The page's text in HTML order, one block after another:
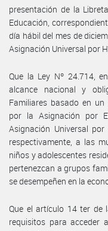
presentación de la
Educación,
día hábil del mes de
Asignación Universal por
Que la Ley Nº 24.714,
alcance nacional y
Familiares basado en
por la Asignación por
Asignación Universal
respectivamente, a las
niños y adolescentes
pertenezcan a grupos
se desempeñen en la
Que el artículo 14 ter de
requisitos para acceder